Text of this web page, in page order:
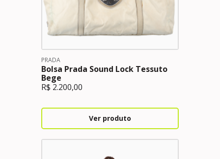
PRADA
Bolsa Prada Sound Lock Tessuto
Bege
R$ 2.200,00
Ver produto